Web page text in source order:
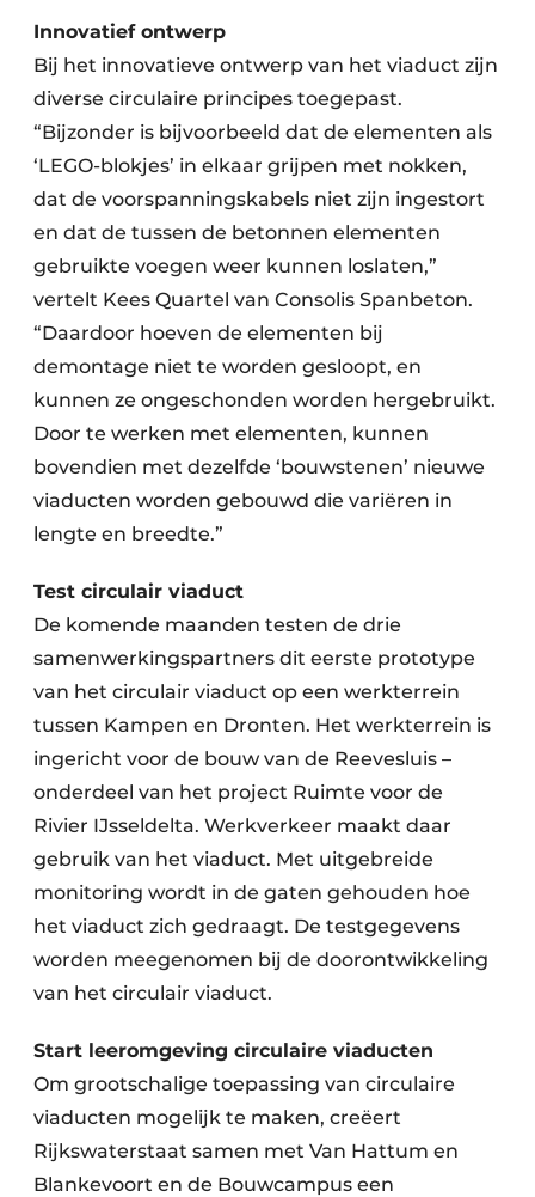
Innovatief ontwerp
Bij het innovatieve ontwerp van het viaduct zijn
diverse circulaire principes toegepast.
“Bijzonder is bijvoorbeeld dat de elementen als
‘LEGO-blokjes’ in elkaar grijpen met nokken,
dat de voorspanningskabels niet zijn ingestort
en dat de tussen de betonnen elementen
gebruikte voegen weer kunnen loslaten,”
vertelt Kees Quartel van Consolis Spanbeton.
“Daardoor hoeven de elementen bij
demontage niet te worden gesloopt, en
kunnen ze ongeschonden worden hergebruikt.
Door te werken met elementen, kunnen
bovendien met dezelfde ‘bouwstenen’ nieuwe
viaducten worden gebouwd die variëren in
lengte en breedte.”
Test circulair viaduct
De komende maanden testen de drie
samenwerkingspartners dit eerste prototype
van het circulair viaduct op een werkterrein
tussen Kampen en Dronten. Het werkterrein is
ingericht voor de bouw van de Reevesluis –
onderdeel van het project Ruimte voor de
Rivier IJsseldelta. Werkverkeer maakt daar
gebruik van het viaduct. Met uitgebreide
monitoring wordt in de gaten gehouden hoe
het viaduct zich gedraagt. De testgegevens
worden meegenomen bij de doorontwikkeling
van het circulair viaduct.
Start leeromgeving circulaire viaducten
Om grootschalige toepassing van circulaire
viaducten mogelijk te maken, creëert
Rijkswaterstaat samen met Van Hattum en
Blankevoort en de Bouwcampus een